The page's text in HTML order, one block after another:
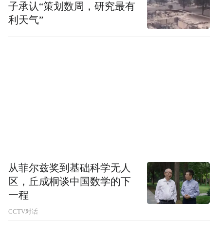
子承认“策划数周，研究最有
利天气”
从菲尔兹奖到基础科学无人
区，丘成桐谈中国数学的下
一程
CCTV对话